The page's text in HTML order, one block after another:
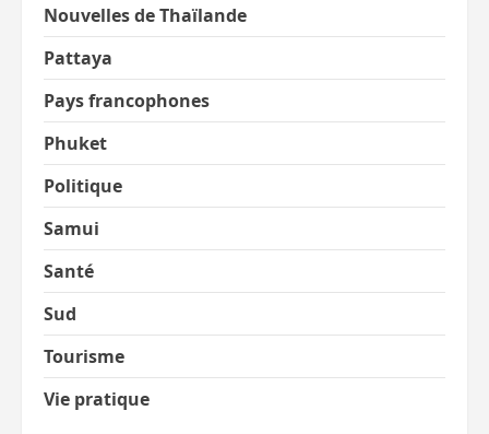
Nouvelles de Thaïlande
Pattaya
Pays francophones
Phuket
Politique
Samui
Santé
Sud
Tourisme
Vie pratique